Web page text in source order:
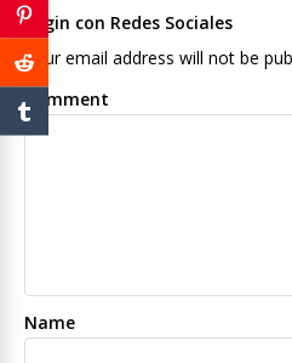
Login con Redes Sociales
Your email address will not be
Comment
Name